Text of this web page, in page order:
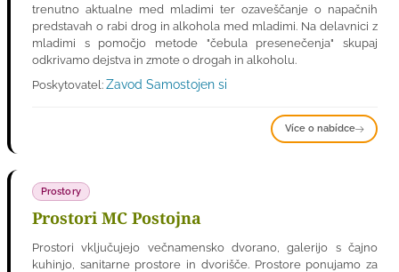
trenutno aktualne med mladimi ter ozaveščanje o napačnih
predstavah o rabi drog in alkohola med mladimi. Na delavnici z
mladimi s pomočjo metode "čebula presenečenja" skupaj
odkrivamo dejstva in zmote o drogah in alkoholu.
Poskytovatel: Zavod Samostojen si
Více o nabídce
Prostory
Prostori MC Postojna
Prostori vključujejo večnamensko dvorano, galerijo s čajno
kuhinjo, sanitarne prostore in dvorišče. Prostore ponujamo za